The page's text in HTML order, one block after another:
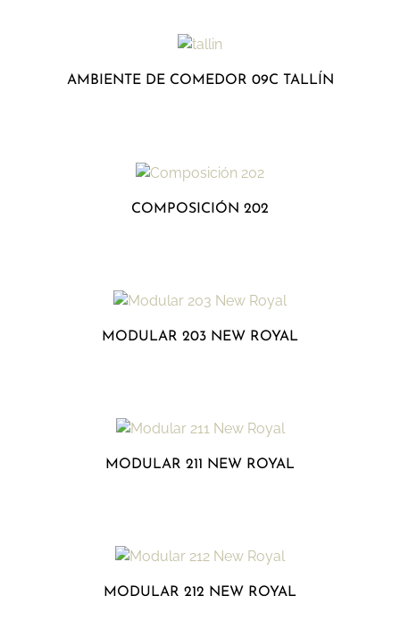
AMBIENTE DE COMEDOR 09C TALLÍN
COMPOSICIÓN 202
MODULAR 203 NEW ROYAL
MODULAR 211 NEW ROYAL
MODULAR 212 NEW ROYAL